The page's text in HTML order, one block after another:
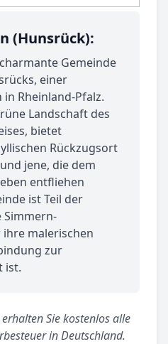
(Hunsrück):
Gemeinde
einer
Rheinland-Pfalz.
Landschaft des
bietet
Rückzugsort
jene, die dem
entfliehen
ist Teil der
Simmern-
malerischen
zur
ist.
Sie kostenlos alle
in Deutschland.